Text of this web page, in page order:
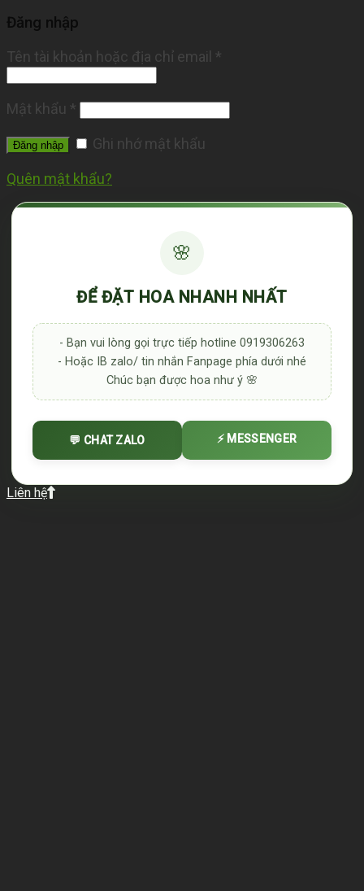
Đăng nhập
Tên tài khoản hoặc địa chỉ email *
Mật khẩu *
Đăng nhập Ghi nhớ mật khẩu
Quên mật khẩu?
🌸
ĐỂ ĐẶT HOA NHANH NHẤT
- Bạn vui lòng gọi trực tiếp hotline 0919306263
- Hoặc IB zalo/ tin nhắn Fanpage phía dưới nhé
Chúc bạn được hoa như ý 🌸
💬 CHAT ZALO ⚡ MESSENGER
Liên hệ